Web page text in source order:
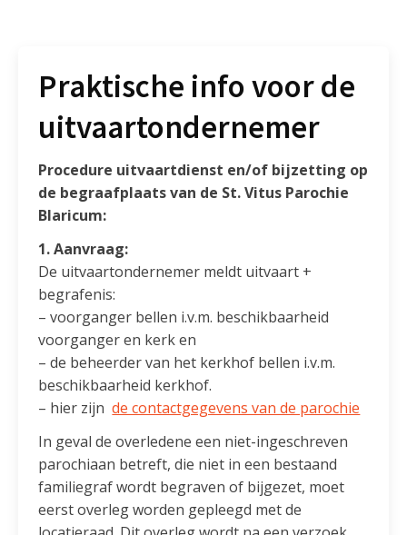
Praktische info voor de
uitvaartondernemer
Procedure uitvaartdienst en/of bijzetting op
de begraafplaats van de St. Vitus Parochie
Blaricum:
1. Aanvraag:
De uitvaartondernemer meldt uitvaart +
begrafenis:
– voorganger bellen i.v.m. beschikbaarheid
voorganger en kerk en
– de beheerder van het kerkhof bellen i.v.m.
beschikbaarheid kerkhof.
– hier zijnde contactgegevens van de parochie
In geval de overledene een niet-ingeschreven
parochiaan betreft, die niet in een bestaand
familiegraf wordt begraven of bijgezet, moet
eerst overleg worden gepleegd met de